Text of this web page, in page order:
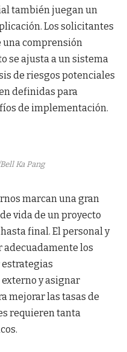
también juegan un
Los solicitantes
comprensión
se ajusta a un sistema
de riesgos potenciales
definidas para
de implementación.
Ka Pang
marcan una gran
vida de un proyecto
final. El personal y
adecuadamente los
y asignar
mejorar las tasas de
requieren tanta